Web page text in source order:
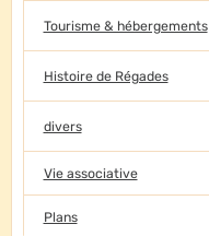
Tourisme & hébergements
Histoire de Régades
divers
Vie associative
Plans